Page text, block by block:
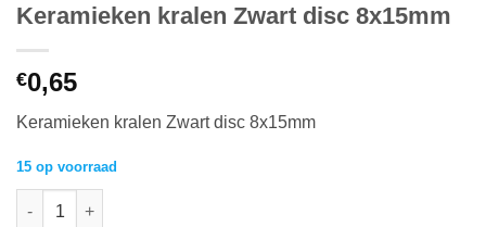
Keramieken kralen Zwart disc 8x15mm
€0,65
Keramieken kralen Zwart disc 8x15mm
15 op voorraad
Keramieken kralen Zwart disc 8x15mm aantal